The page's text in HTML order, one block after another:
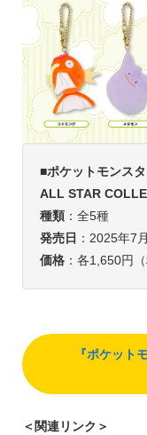
■ポケットモンス
ALL STAR
種類：全5種
発売日 ：2025年7
価格：各1,650円（
『ポケット
＜関連リンク＞